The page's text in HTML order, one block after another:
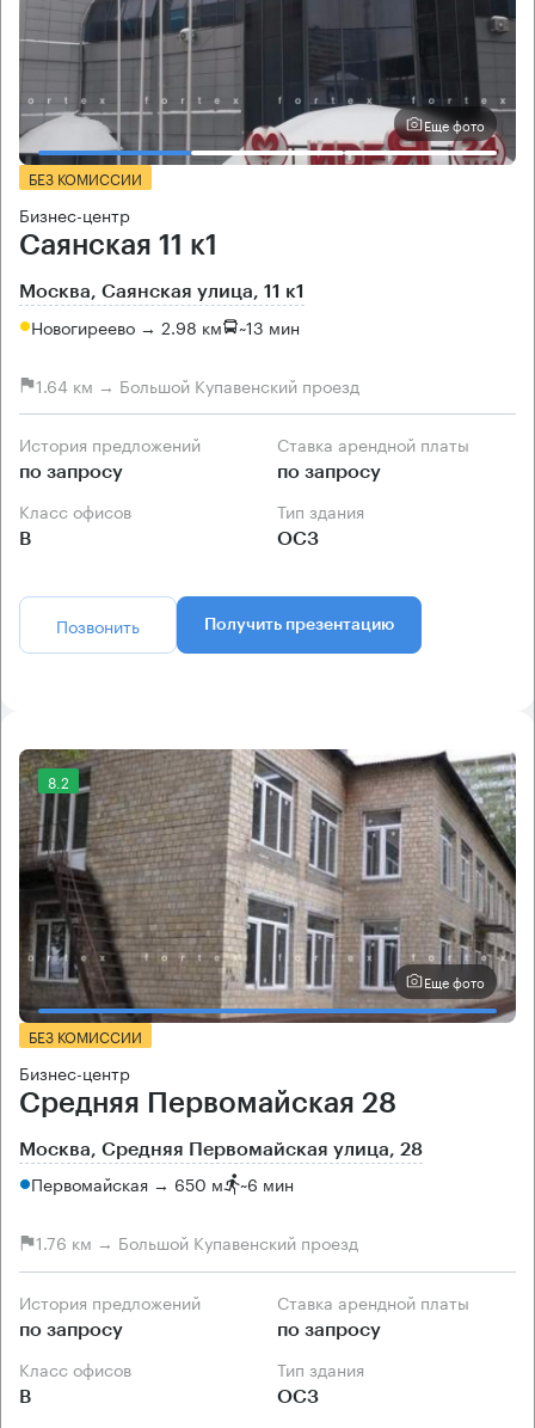
Еще фото
БЕЗ КОМИССИИ
Бизнес-центр
Саянская 11 к1
Москва, Саянская улица, 11 к1
Новогиреево → 2.98 км ~13 мин
1.64 км → Большой Купавенский проезд
История предложений
по запросу
Ставка арендной платы
по запросу
Класс офисов
B
Тип здания
ОСЗ
Позвонить Получить презентацию
8.2
Еще фото
БЕЗ КОМИССИИ
Бизнес-центр
Средняя Первомайская 28
Москва, Средняя Первомайская улица, 28
Первомайская → 650 м ~6 мин
1.76 км → Большой Купавенский проезд
История предложений
по запросу
Ставка арендной платы
по запросу
Класс офисов
B
Тип здания
ОСЗ